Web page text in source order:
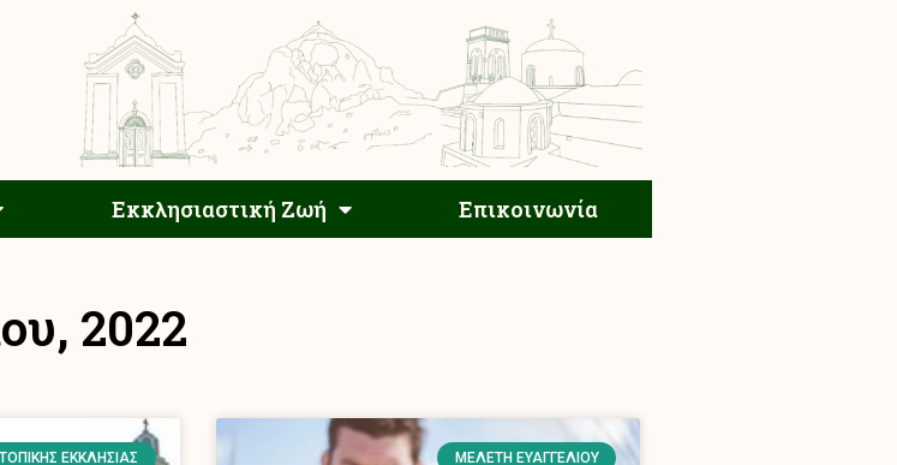
Εκκλησιαστική Ζωή Επικοινωνία
Αρχιεπισκοπή Εκκλησιαστική Ζωή Επικοινωνία
2022
ΕΚΚΛΗΣΊΑΣ ΜΕΛΈΤΗ ΕΥΑΓΓΕΛΊΟΥ